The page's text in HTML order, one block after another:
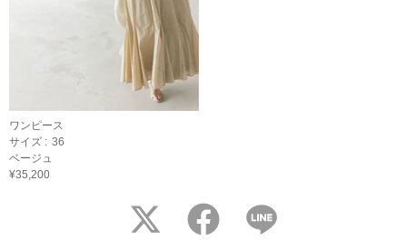
ワンピース
サイズ : 36
ベージュ
¥35,200
twitter facebook